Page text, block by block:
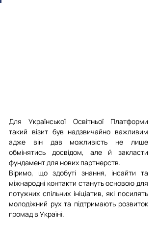
Для Української Освітньої Платформи
такий візит був надзвичайно важливим
адже він дав можливість не лише
обмінятись досвідом, але й закласти
фундамент для нових партнерств.
Віримо, що здобуті знання, інсайти та
міжнародні контакти стануть основою для
потужних спільних ініціатив, які посилять
молодіжний рух та підтримають розвиток
громад в Україні.